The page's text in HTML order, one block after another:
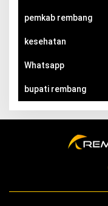
pemkab rembang
kesehatan
Whatsapp
bupati rembang